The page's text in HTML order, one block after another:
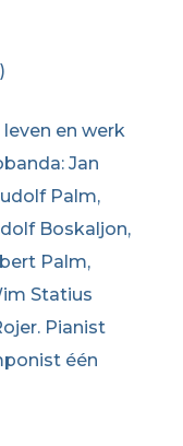
en werk
Jan
Palm,
Boskaljon,
Palm,
Statius
Pianist
één